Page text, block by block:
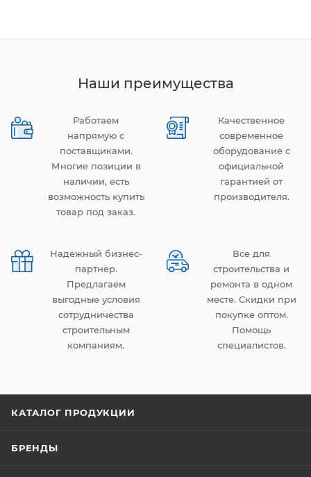
Наши преимущества
Работаем
напрямую с
поставщиками.
Многие позиции в
наличии, есть
возможность купить
товар под заказ.
Качественное
современное
оборудование с
официальной
гарантией от
производителя.
Надежный бизнес-
партнер.
Предлагаем
выгодные условия
сотрудничества
строительным
компаниям.
Все для
строительства и
ремонта в одном
месте. Скидки при
покупке оптом.
Помощь
специалистов.
КАТАЛОГ ПРОДУКЦИИ
БРЕНДЫ